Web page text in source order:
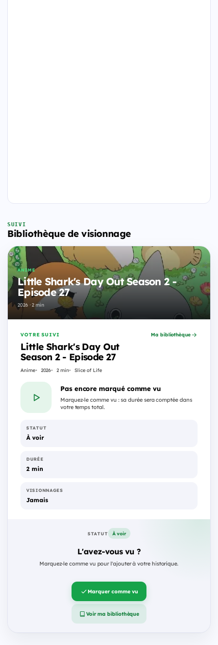
SUIVI
Bibliothèque de visionnage
ANIME
Little Shark's Day Out Season 2 -
Episode 27
2026 · 2 min
VOTRE SUIVI
Little Shark's Day Out
Season 2 - Episode 27
Anime 2026 2 min Slice of Life
Ma bibliothèque
Pas encore marqué comme vu
Marquez-le comme vu : sa durée sera comptée dans
votre temps total.
STATUT
À voir
DURÉE
2 min
VISIONNAGES
Jamais
STATUT À voir
L'avez-vous vu ?
Marquez-le comme vu pour l'ajouter à votre historique.
Marquer comme vu
Voir ma bibliothèque